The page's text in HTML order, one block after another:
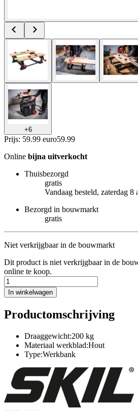
+6
Prijs: 59.99 euro59.99
Online bijna uitverkocht
Thuisbezorgd
gratis
Vandaag besteld, zaterdag 8
Bezorgd in bouwmarkt
gratis
Niet verkrijgbaar in de bouwmarkt
Dit product is niet verkrijgbaar in de
online te koop.
In winkelwagen
Productomschrijving
Draaggewicht:200 kg
Materiaal werkblad:Hout
Type:Werkbank